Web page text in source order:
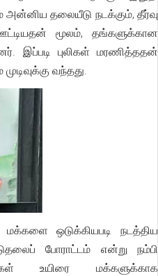
தலையீடு நடக்கும், தீர்வு
மூலம், தங்களுக்கான
இப்படி புலிகள் மரணித்ததன்
வந்தது.
ஒடுக்கியபடி நடத்திய
போராட்டம் என்று நம்பி
உயிரை மக்களுக்காக